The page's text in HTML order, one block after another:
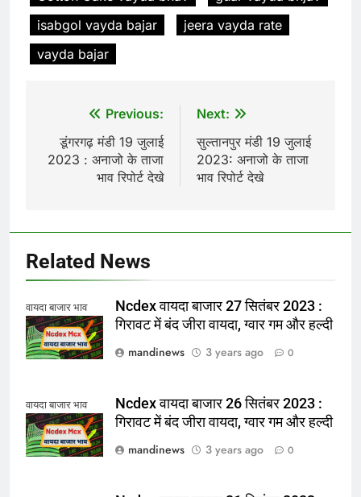
isabgol vayda bajar
jeera vayda rate
vayda bajar
navigation
Previous:
डूंगरगढ़ मंडी 19 जुलाई
2023 : अनाजो के ताजा
भाव रिपोर्ट देखे
Next:
सुल्तानपुर मंडी 19 जुलाई
2023: अनाजो के ताजा
भाव रिपोर्ट देखे
Related News
वायदा बाजार भाव
Ncdex वायदा बाजार 27 सितंबर 2023 :
गिरावट में बंद जीरा वायदा, ग्वार गम और हल्दी
mandinews
3 years ago 0
वायदा बाजार भाव
Ncdex वायदा बाजार 26 सितंबर 2023 :
गिरावट में बंद जीरा वायदा, ग्वार गम और हल्दी
mandinews
3 years ago 0